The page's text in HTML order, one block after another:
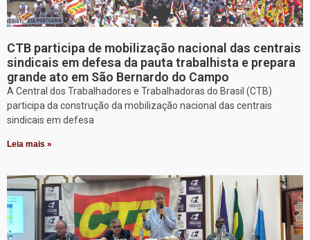
CTB participa de mobilização nacional das centrais
sindicais em defesa da pauta trabalhista e prepara
grande ato em São Bernardo do Campo
A Central dos Trabalhadores e Trabalhadoras do Brasil (CTB)
participa da construção da mobilização nacional das centrais
sindicais em defesa
Leia mais »